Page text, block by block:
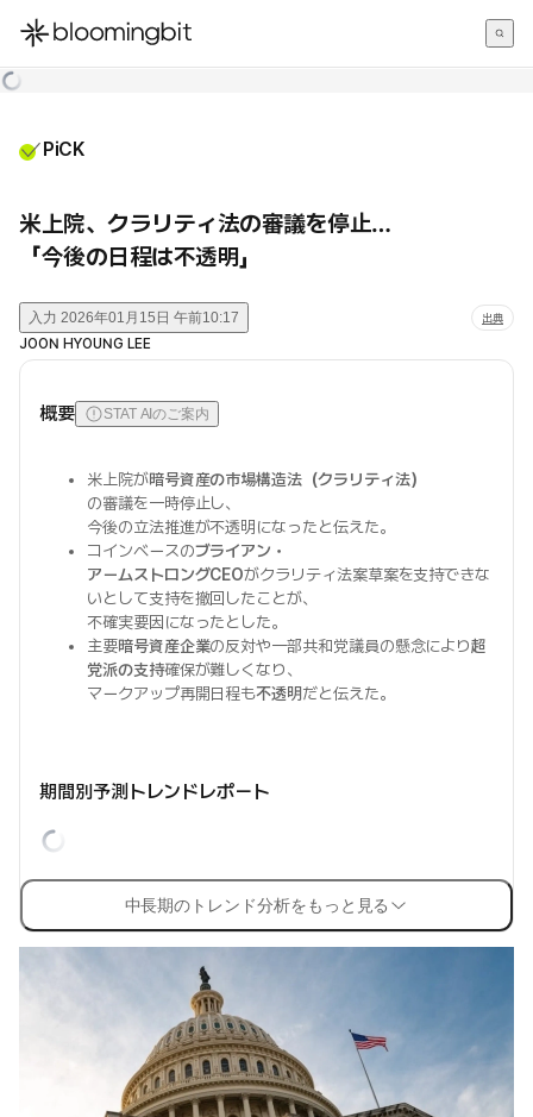
한국어
PiCK
米上院、クラリティ法の審議を停止…
「今後の日程は不透明」
入力 2026年01月15日 午前10:17 出典
JOON HYOUNG LEE
概要 STAT AIのご案内
米上院が暗号資産の市場構造法（クラリティ法）
の審議を一時停止し、
今後の立法推進が不透明になったと伝えた。
コインベースのブライアン・
アームストロングCEOがクラリティ法案草案を支持できな
いとして支持を撤回したことが、
不確実要因になったとした。
主要暗号資産企業の反対や一部共和党議員の懸念により超
党派の支持確保が難しくなり、
マークアップ再開日程も不透明だと伝えた。
期間別予測トレンドレポート
中長期のトレンド分析をもっと見る